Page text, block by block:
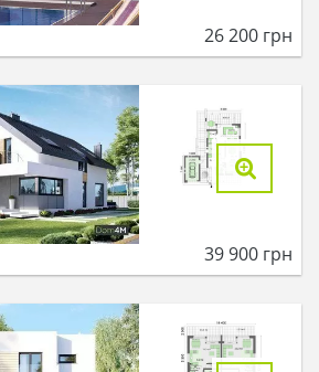
26 200 грн
39 900 грн